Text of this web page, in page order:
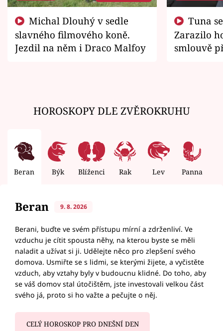
slavného filmového koně.
Jezdil na něm i Draco Malfoy
Zarazilo
smlouvě
HOROSKOPY DLE ZVĚROKRUHU
Beran Býk Blíženci Rak Lev Panna
Beran 9. 8. 2026
Berani, buďte ve svém přístupu mírní a zdrženliví. Ve
vzduchu je cítit spousta něhy, na kterou byste se měli
naladit a užívat si ji. Udělejte něco pro zlepšení svého
domova. Usmiřte se s lidmi, se kterými žijete, a vyčistěte
vzduch, aby vztahy byly v budoucnu klidné. Do toho, aby
se váš domov stal útočištěm, jste investovali velkou část
svého já, proto si ho važte a pečujte o něj.
CELÝ HOROSKOP PRO DNEŠNÍ DEN